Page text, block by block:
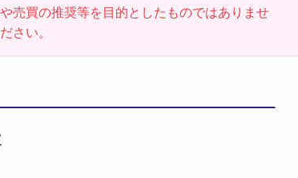
売買の推奨等を目的としたものではありませ
さい。